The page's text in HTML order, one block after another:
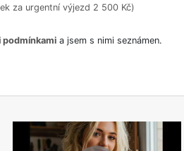
za urgentní výjezd 2 500 Kč)
a jsem s nimi seznámen.